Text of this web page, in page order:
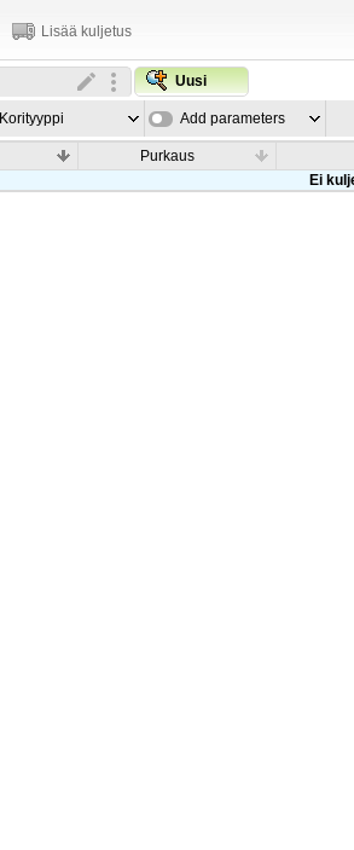
Lisää kuljetus
Uusi
Korityyppi Add parameters
Purkaus
Ei